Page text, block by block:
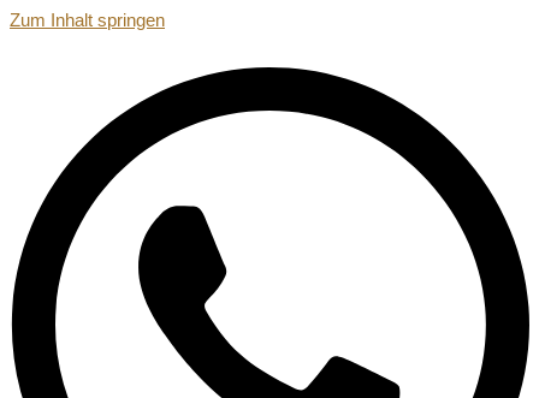
Zum Inhalt springen